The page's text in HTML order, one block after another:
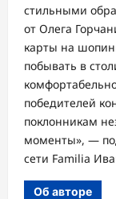
стильными
от Олега
карты на
побывать в
победителей
поклонникам
моменты», —
сети Familia
Об авторе